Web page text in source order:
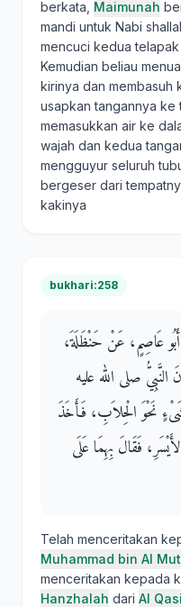
berkata, Maimunah
mandi untuk Nabi
mencuci kedua
Kemudian beliau
kirinya dan membasuh
usapkan tangannya ke
memasukkan air ke
wajah dan kedua
mengguyur seluruh
bergeser dari
kakinya
bukhari:258
أَبُو عَاصِمٍ، عَنْ حَنْظَلَةَ،
صلى الله عليه
نَحْوَ الْحِلاَبِ، فَأَخَذَ
فَقَالَ بِهِمَا عَلَى
Telah menceritakan
Muhammad bin Al
menceritakan kepada
Hanzhalah dari Al